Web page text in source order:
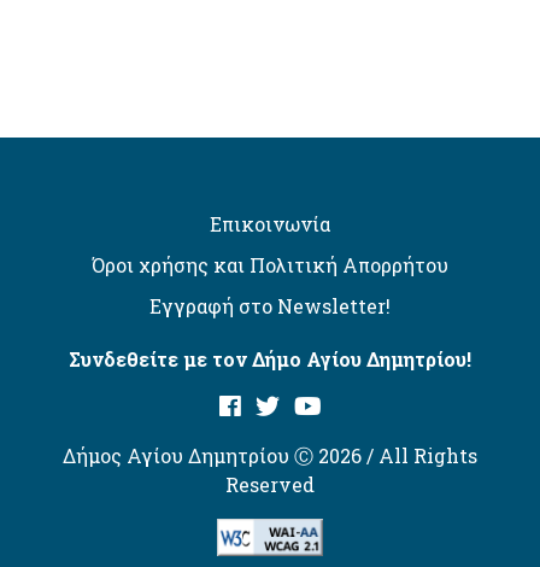
Επικοινωνία
Όροι χρήσης και Πολιτική Απορρήτου
Εγγραφή στο Newsletter!
Συνδεθείτε με τον Δήμο Αγίου Δημητρίου!
Δήμος Αγίου Δημητρίου Ⓒ 2026 / All Rights
Reserved